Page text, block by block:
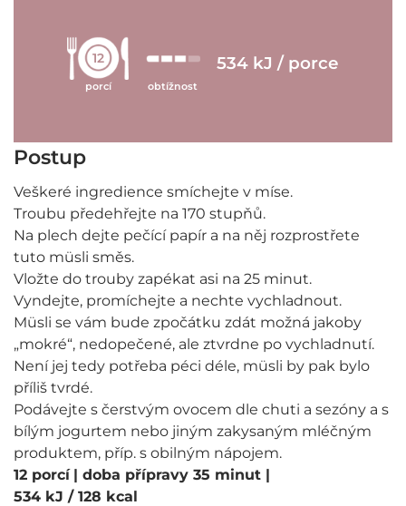
12
porcí obtížnost
534 kJ / porce
Postup
Veškeré ingredience smíchejte v míse.
Troubu předehřejte na 170 stupňů.
Na plech dejte pečící papír a na něj rozprostřete
tuto müsli směs.
Vložte do trouby zapékat asi na 25 minut.
Vyndejte, promíchejte a nechte vychladnout.
Müsli se vám bude zpočátku zdát možná jakoby
„mokré“, nedopečené, ale ztvrdne po vychladnutí.
Není jej tedy potřeba péci déle, müsli by pak bylo
příliš tvrdé.
Podávejte s čerstvým ovocem dle chuti a sezóny a s
bílým jogurtem nebo jiným zakysaným mléčným
produktem, příp. s obilným nápojem.
12 porcí | doba přípravy 35 minut |
534 kJ / 128 kcal